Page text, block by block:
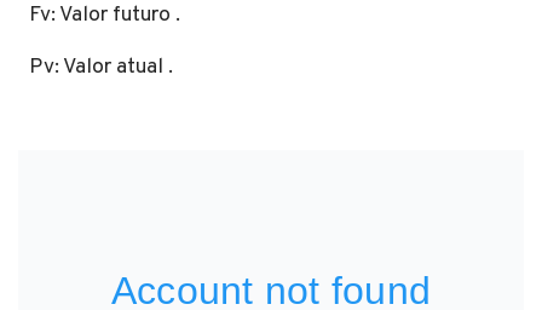
Fv: Valor futuro .
Pv: Valor atual .